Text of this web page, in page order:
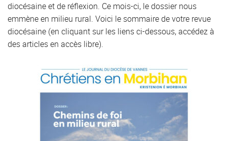
diocésaine et de réflexion. Ce mois-ci, le dossier nous
emmène en milieu rural. Voici le sommaire de votre revue
diocésaine (en cliquant sur les liens ci-dessous, accédez à
des articles en accès libre).